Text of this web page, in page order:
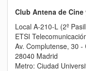
Club Antena de
Local A-210-L (2º
ETSI
Av. Complutense, 30
28040 Madrid
Metro: Ciudad